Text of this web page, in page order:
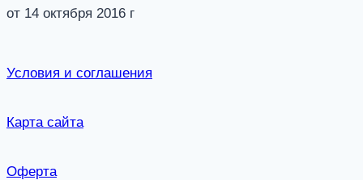
от 14 октября 2016 г
Условия и соглашения
Карта сайта
Оферта